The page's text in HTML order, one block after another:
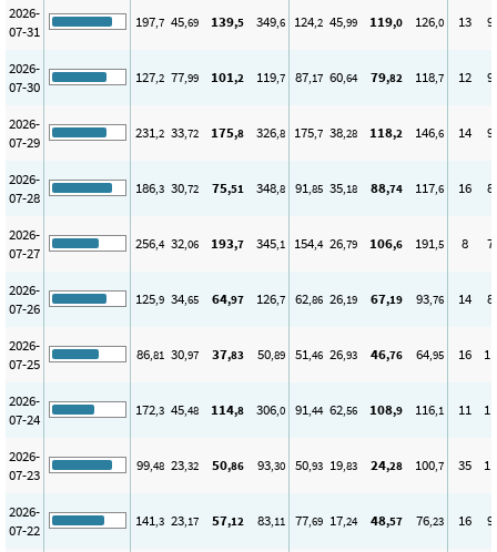
2026-
07-31
197,7 45,69 139,5 349,6 124,2 45,99 119,0 126,0 13 9
2026-
07-30
127,2 77,99 101,2 119,7 87,17 60,64 79,82 118,7 12 9
2026-
07-29
231,2 33,72 175,8 326,8 175,7 38,28 118,2 146,6 14 9
2026-
07-28
186,3 30,72 75,51 348,8 91,85 35,18 88,74 117,6 16 8
2026-
07-27
256,4 32,06 193,7 345,1 154,4 26,79 106,6 191,5 8 7
2026-
07-26
125,9 34,65 64,97 126,7 62,86 26,19 67,19 93,76 14 8
2026-
07-25
86,81 30,97 37,83 50,89 51,46 26,93 46,76 64,95 16 11
2026-
07-24
172,3 45,48 114,8 306,0 91,44 62,56 108,9 116,1 11 11
2026-
07-23
99,48 23,32 50,86 93,30 50,93 19,83 24,28 100,7 35 11
2026-
07-22
141,3 23,17 57,12 83,11 77,69 17,24 48,57 76,23 16 9